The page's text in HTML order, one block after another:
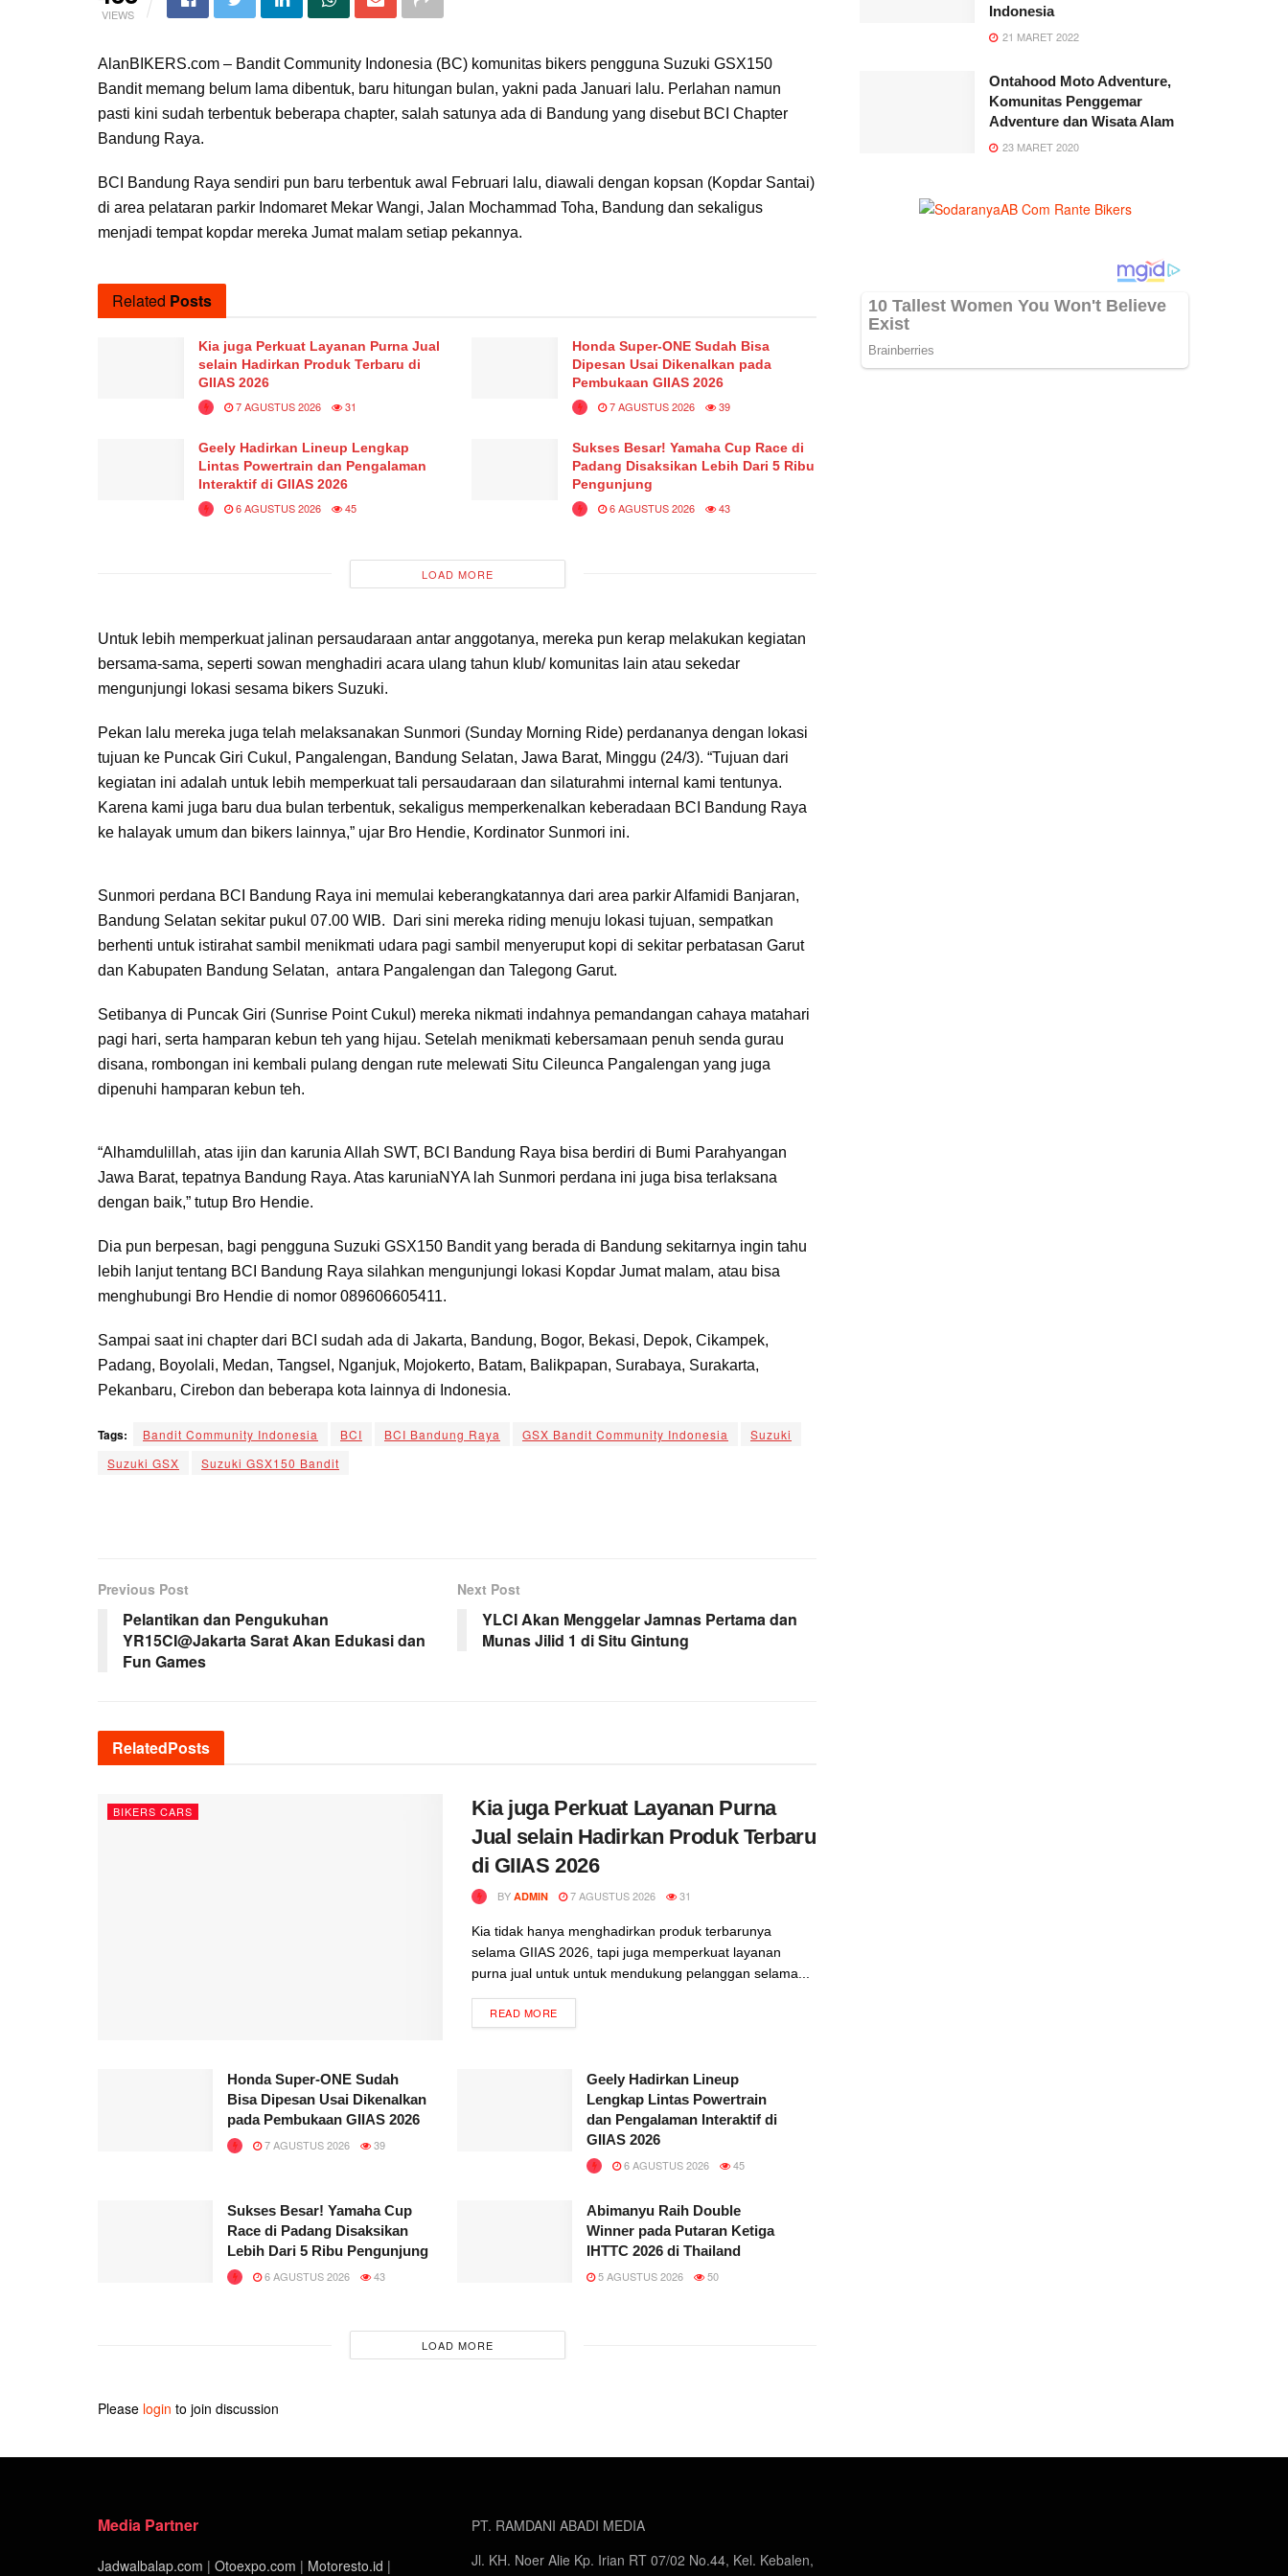
VIEWS
AlanBIKERS.com – Bandit Community Indonesia (BC) komunitas bikers pengguna Suzuki GSX150
Bandit memang belum lama dibentuk, baru hitungan bulan, yakni pada Januari lalu. Perlahan namun
pasti kini sudah terbentuk beberapa chapter, salah satunya ada di Bandung yang disebut BCI Chapter
Bandung Raya.
BCI Bandung Raya sendiri pun baru terbentuk awal Februari lalu, diawali dengan kopsan (Kopdar Santai)
di area pelataran parkir Indomaret Mekar Wangi, Jalan Mochammad Toha, Bandung dan sekaligus
menjadi tempat kopdar mereka Jumat malam setiap pekannya.
Related Posts
Kia juga Perkuat Layanan Purna Jual
selain Hadirkan Produk Terbaru di
GIIAS 2026
7 AGUSTUS 2026
31
Honda Super-ONE Sudah Bisa
Dipesan Usai Dikenalkan pada
Pembukaan GIIAS 2026
7 AGUSTUS 2026
39
Geely Hadirkan Lineup Lengkap
Lintas Powertrain dan Pengalaman
Interaktif di GIIAS 2026
6 AGUSTUS 2026
45
Sukses Besar! Yamaha Cup Race di
Padang Disaksikan Lebih Dari 5 Ribu
Pengunjung
6 AGUSTUS 2026
43
LOAD MORE
Untuk lebih memperkuat jalinan persaudaraan antar anggotanya, mereka pun kerap melakukan kegiatan
bersama-sama, seperti sowan menghadiri acara ulang tahun klub/ komunitas lain atau sekedar
mengunjungi lokasi sesama bikers Suzuki.
Pekan lalu mereka juga telah melaksanakan Sunmori (Sunday Morning Ride) perdananya dengan lokasi
tujuan ke Puncak Giri Cukul, Pangalengan, Bandung Selatan, Jawa Barat, Minggu (24/3). “Tujuan dari
kegiatan ini adalah untuk lebih memperkuat tali persaudaraan dan silaturahmi internal kami tentunya.
Karena kami juga baru dua bulan terbentuk, sekaligus memperkenalkan keberadaan BCI Bandung Raya
ke halayak umum dan bikers lainnya,” ujar Bro Hendie, Kordinator Sunmori ini.
Sunmori perdana BCI Bandung Raya ini memulai keberangkatannya dari area parkir Alfamidi Banjaran,
Bandung Selatan sekitar pukul 07.00 WIB. Dari sini mereka riding menuju lokasi tujuan, sempatkan
berhenti untuk istirahat sambil menikmati udara pagi sambil menyeruput kopi di sekitar perbatasan Garut
dan Kabupaten Bandung Selatan, antara Pangalengan dan Talegong Garut.
Setibanya di Puncak Giri (Sunrise Point Cukul) mereka nikmati indahnya pemandangan cahaya matahari
pagi hari, serta hamparan kebun teh yang hijau. Setelah menikmati kebersamaan penuh senda gurau
disana, rombongan ini kembali pulang dengan rute melewati Situ Cileunca Pangalengan yang juga
dipenuhi hamparan kebun teh.
“Alhamdulillah, atas ijin dan karunia Allah SWT, BCI Bandung Raya bisa berdiri di Bumi Parahyangan
Jawa Barat, tepatnya Bandung Raya. Atas karuniaNYA lah Sunmori perdana ini juga bisa terlaksana
dengan baik,” tutup Bro Hendie.
Dia pun berpesan, bagi pengguna Suzuki GSX150 Bandit yang berada di Bandung sekitarnya ingin tahu
lebih lanjut tentang BCI Bandung Raya silahkan mengunjungi lokasi Kopdar Jumat malam, atau bisa
menghubungi Bro Hendie di nomor 089606605411.
Sampai saat ini chapter dari BCI sudah ada di Jakarta, Bandung, Bogor, Bekasi, Depok, Cikampek,
Padang, Boyolali, Medan, Tangsel, Nganjuk, Mojokerto, Batam, Balikpapan, Surabaya, Surakarta,
Pekanbaru, Cirebon dan beberapa kota lainnya di Indonesia.
Tags: Bandit Community Indonesia BCI BCI Bandung Raya GSX Bandit Community Indonesia
Suzuki
Suzuki GSX
Suzuki GSX150 Bandit
Previous Post
Pelantikan dan Pengukuhan
YR15CI@Jakarta Sarat Akan Edukasi dan
Fun Games
Next Post
YLCI Akan Menggelar Jamnas Pertama dan
Munas Jilid 1 di Situ Gintung
RelatedPosts
BIKERS CARS
Kia juga Perkuat Layanan Purna
Jual selain Hadirkan Produk Terbaru
di GIIAS 2026
BY ADMIN 7 AGUSTUS 2026 31
Kia tidak hanya menghadirkan produk terbarunya
selama GIIAS 2026, tapi juga memperkuat layanan
purna jual untuk untuk mendukung pelanggan selama...
READ MORE
Honda Super-ONE Sudah
Bisa Dipesan Usai Dikenalkan
pada Pembukaan GIIAS 2026
7 AGUSTUS 2026 39
Geely Hadirkan Lineup
Lengkap Lintas Powertrain
dan Pengalaman Interaktif di
GIIAS 2026
6 AGUSTUS 2026 45
Sukses Besar! Yamaha Cup
Race di Padang Disaksikan
Lebih Dari 5 Ribu Pengunjung
6 AGUSTUS 2026 43
Abimanyu Raih Double
Winner pada Putaran Ketiga
IHTTC 2026 di Thailand
5 AGUSTUS 2026 50
LOAD MORE
Please login to join discussion
Indonesia
21 MARET 2022
Ontahood Moto Adventure,
Komunitas Penggemar
Adventure dan Wisata Alam
23 MARET 2020
Media Partner
Jadwalbalap.com | Otoexpo.com | Motoresto.id |
PT. RAMDANI ABADI MEDIA
Jl. KH. Noer Alie Kp. Irian RT 07/02 No.44, Kel. Kebalen,